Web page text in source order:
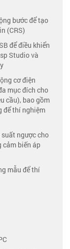
bước để tạo
(CRS)
để điều khiển
Studio và
cơ điện
mục đích cho
cầu), bao gồm
để thí nghiệm
ngược cho
cảm biến áp
mẫu để thí